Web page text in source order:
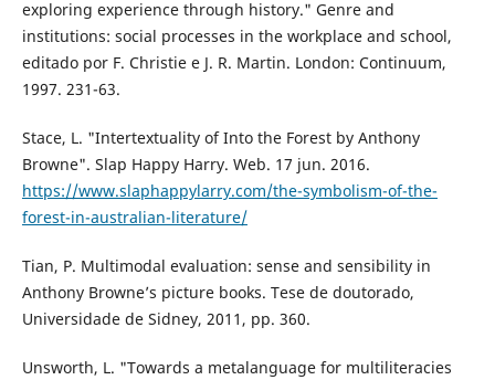
exploring experience through history." Genre and
institutions: social processes in the workplace and school,
editado por F. Christie e J. R. Martin. London: Continuum,
1997. 231-63.
Stace, L. "Intertextuality of Into the Forest by Anthony
Browne". Slap Happy Harry. Web. 17 jun. 2016.
https://www.slaphappylarry.com/the-symbolism-of-the-
forest-in-australian-literature/
Tian, P. Multimodal evaluation: sense and sensibility in
Anthony Browne’s picture books. Tese de doutorado,
Universidade de Sidney, 2011, pp. 360.
Unsworth, L. "Towards a metalanguage for multiliteracies